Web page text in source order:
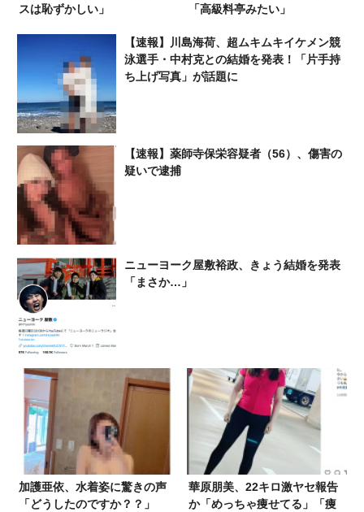
スは恥ずかしい」
「高級料亭みたい」
【速報】川島海荷、超ムキムキイケメン競
泳選手・中村克との結婚を発表！「片手持
ち上げ写真」が話題に
【速報】薬師寺保栄容疑者（56）、傷害の
疑いで逮捕
ニューヨーク屋敷裕政、きょう結婚を発表
「まさか…」
加護亜依、水着姿に驚きの声
「どうしたのですか？？」
華原朋美、22キロ激ヤセ報告
か「めっちゃ痩せてる」「痩